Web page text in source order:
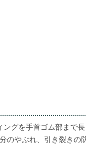
グを手首ゴム部まで
のやぶれ、引き裂きの